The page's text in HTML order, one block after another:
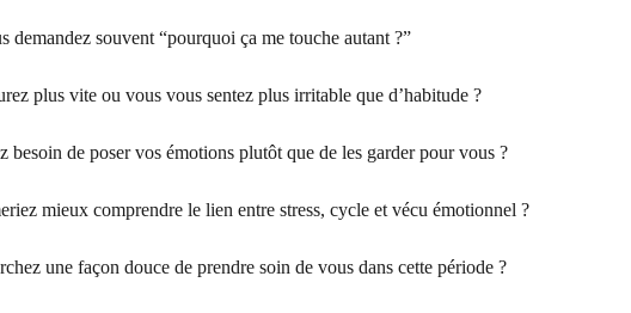
demandez souvent “pourquoi ça me touche autant ?”
plus vite ou vous vous sentez plus irritable que d’habitude ?
besoin de poser vos émotions plutôt que de les garder pour vous ?
mieux comprendre le lien entre stress, cycle et vécu émotionnel ?
une façon douce de prendre soin de vous dans cette période ?